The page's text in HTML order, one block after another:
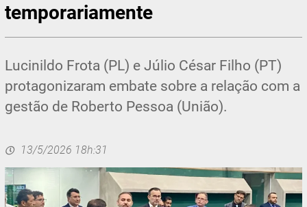
temporariamente
Lucinildo Frota (PL) e Júlio César Filho (PT)
protagonizaram embate sobre a relação com a
gestão de Roberto Pessoa (União).
13/5/2026 18h:31